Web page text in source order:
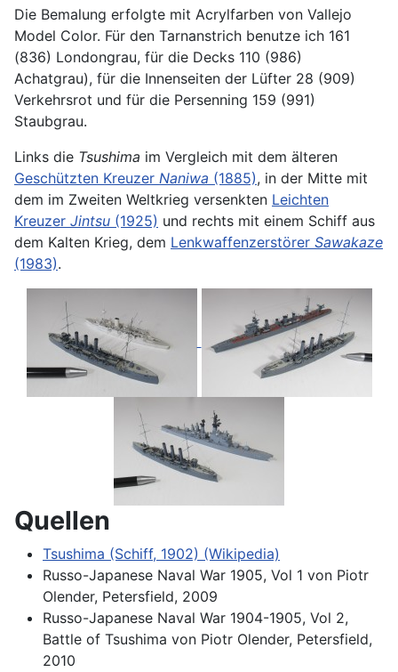
Die Bemalung erfolgte mit Acrylfarben von Vallejo
Model Color. Für den Tarnanstrich benutze ich 161
(836) Londongrau, für die Decks 110 (986)
Achatgrau), für die Innenseiten der Lüfter 28 (909)
Verkehrsrot und für die Persenning 159 (991)
Staubgrau.
Links die Tsushima im Vergleich mit dem älteren
Geschützten Kreuzer Naniwa (1885), in der Mitte mit
dem im Zweiten Weltkrieg versenkten Leichten
Kreuzer Jintsu (1925) und rechts mit einem Schiff aus
dem Kalten Krieg, dem Lenkwaffenzerstörer Sawakaze
(1983).
Quellen
Tsushima (Schiff, 1902) (Wikipedia)
Russo-Japanese Naval War 1905, Vol 1 von Piotr
Olender, Petersfield, 2009
Russo-Japanese Naval War 1904-1905, Vol 2,
Battle of Tsushima von Piotr Olender, Petersfield,
2010